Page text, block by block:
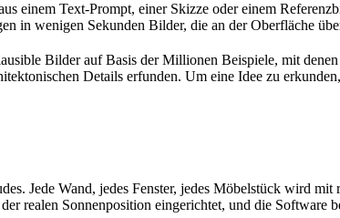
einem Text-Prompt, einer Skizze oder einem
in wenigen Sekunden Bilder, die an der Oberfläche
Bilder auf Basis der Millionen Beispiele, mit
Details erfunden. Um eine Idee zu
Jede Wand, jedes Fenster, jedes Möbelstück wird
realen Sonnenposition eingerichtet, und die Software